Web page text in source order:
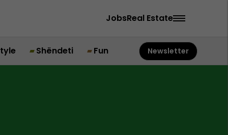
JobsReal Estate
Shëndeti Fun Newsletter